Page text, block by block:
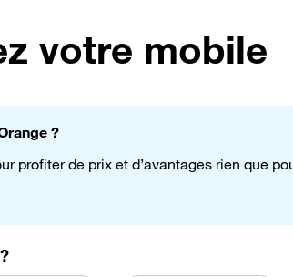
votre mobile
?
profiter de prix et d’avantages rien que
parmi les choix suivants
?